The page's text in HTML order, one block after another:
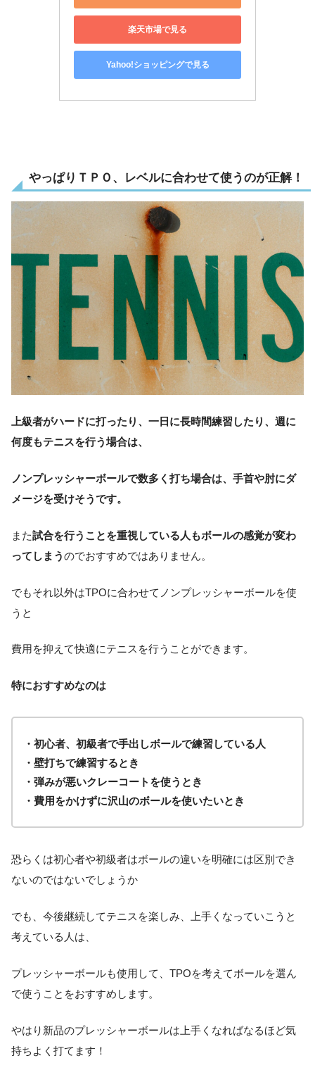
楽天市場で見る
Yahoo!ショッピングで見る
やっぱりＴＰＯ、レベルに合わせて使うのが正解！
上級者がハードに打ったり、一日に長時間練習したり、週に
何度もテニスを行う場合は、
ノンプレッシャーボールで数多く打ち場合は、手首や肘にダ
メージを受けそうです。
また試合を行うことを重視している人もボールの感覚が変わ
ってしまうのでおすすめではありません。
でもそれ以外はTPOに合わせてノンプレッシャーボールを使
うと
費用を抑えて快適にテニスを行うことができます。
特におすすめなのは
・初心者、初級者で手出しボールで練習している人
・壁打ちで練習するとき
・弾みが悪いクレーコートを使うとき
・費用をかけずに沢山のボールを使いたいとき
恐らくは初心者や初級者はボールの違いを明確には区別でき
ないのではないでしょうか
でも、今後継続してテニスを楽しみ、上手くなっていこうと
考えている人は、
プレッシャーボールも使用して、TPOを考えてボールを選ん
で使うことをおすすめします。
やはり新品のプレッシャーボールは上手くなればなるほど気
持ちよく打てます！